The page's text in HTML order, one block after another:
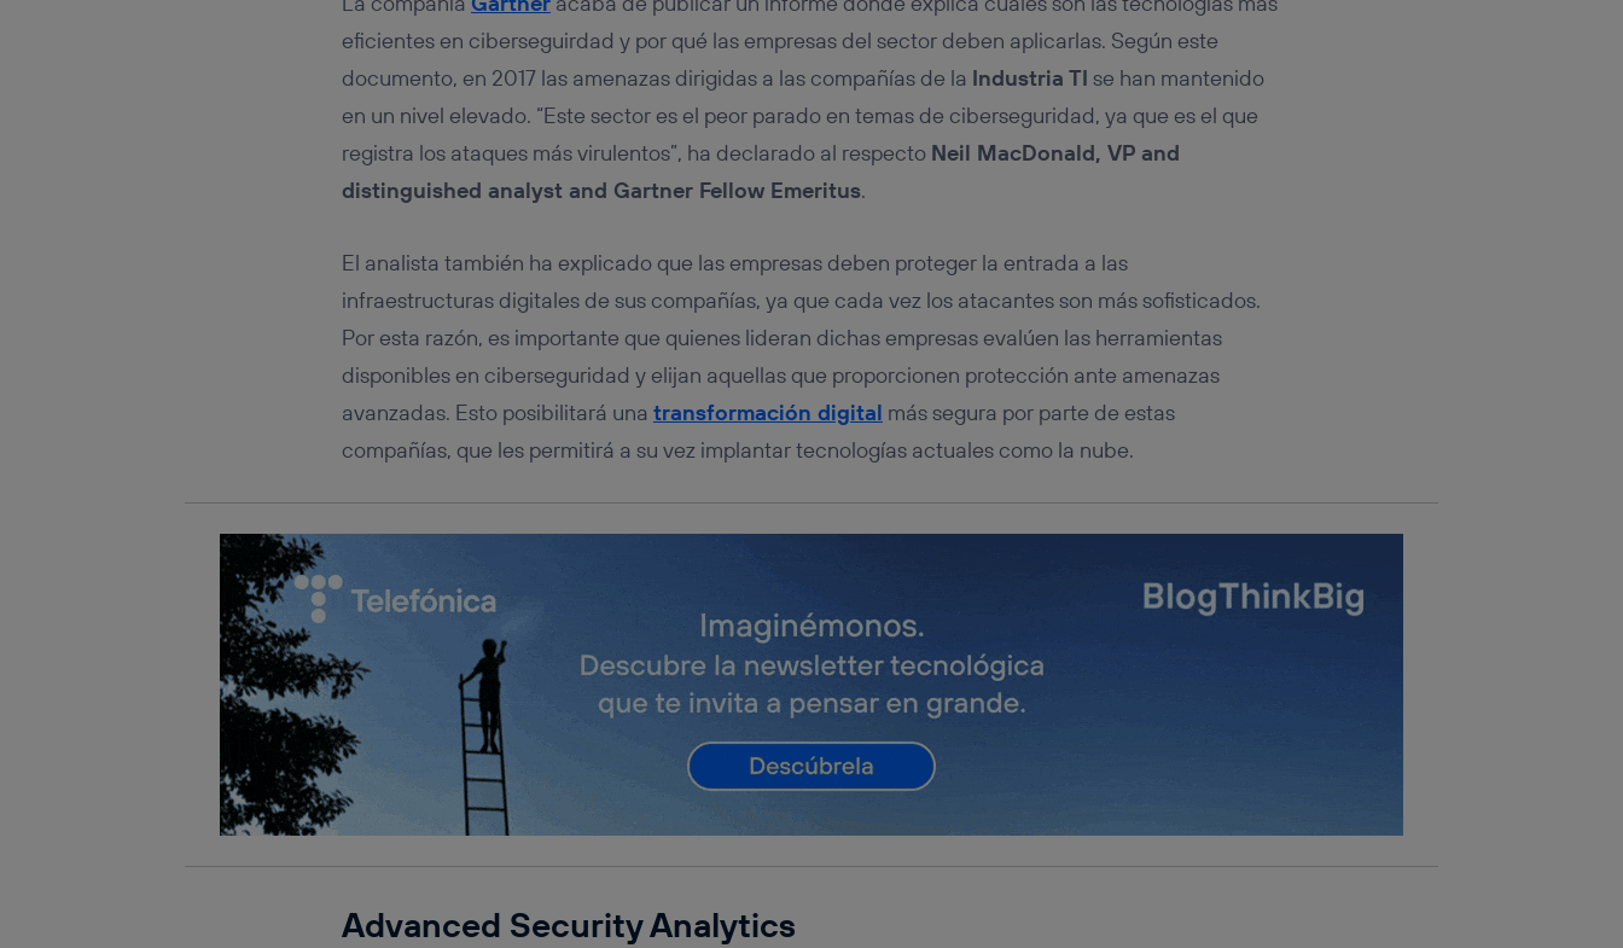
eficientes en ciberseguirdad y por qué las empresas del sector deben aplicarlas. Según este
documento, en 2017 las amenazas dirigidas a las compañías de la Industria TI se han mantenido
en un nivel elevado. “Este sector es el peor parado en temas de ciberseguridad, ya que es el que
registra los ataques más virulentos”, ha declarado al respecto Neil MacDonald, VP and
distinguished analyst and Gartner Fellow Emeritus.
El analista también ha explicado que las empresas deben proteger la entrada a las
infraestructuras digitales de sus compañías, ya que cada vez los atacantes son más sofisticados.
Por esta razón, es importante que quienes lideran dichas empresas evalúen las herramientas
disponibles en ciberseguridad y elijan aquellas que proporcionen protección ante amenazas
avanzadas. Esto posibilitará una transformación digital más segura por parte de estas
compañías, que les permitirá a su vez implantar tecnologías actuales como la nube.
Advanced Security Analytics
conecte su dispositivo y consienta el uso de la tecnología recibirá el mismo identificador.
Típicamente:
Si utilizas unaconexión de banda ancha(p. ej., Wi-Fi), el marketing o análisis se
realizará en función de las actividades de navegación de los miembros del hogar que
hayan dado su consentimiento.
Si utilizasdatos móviles, el marketing será más personalizado, ya que se basará
únicamente en la navegación del usuario del móvil.
Para más información, consulta la política de privacidad de Utiq.